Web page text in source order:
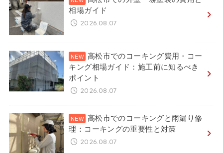
相場ガイド
2026.08.07
高松市でのコーキング費用・コー
キング相場ガイド：施工前に知るべき
ポイント
2026.08.07
高松市でのコーキングと雨漏り修
理：コーキングの重要性と対策
2026.08.07